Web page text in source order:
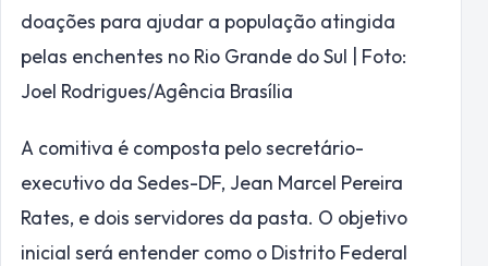
doações para ajudar a população atingida
pelas enchentes no Rio Grande do Sul | Foto:
Joel Rodrigues/Agência Brasília
A comitiva é composta pelo secretário-
executivo da Sedes-DF, Jean Marcel Pereira
Rates, e dois servidores da pasta. O objetivo
inicial será entender como o Distrito Federal